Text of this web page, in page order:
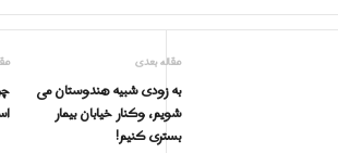
مقاله بعدی
به زودی شبیه هندوستان می
شویم، وکنار خیابان بیمار
بستری کنیم!